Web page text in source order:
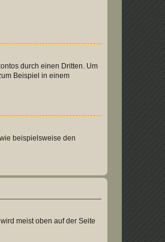
durch einen Dritten. Um
Beispiel in einem
beispielsweise den
meist oben auf der Seite